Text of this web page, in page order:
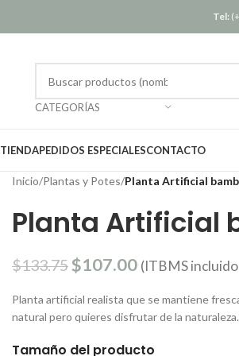
Tel:
CATEGORÍAS
TIENDAPEDIDOS ESPECIALESCONTACTO
Inicio/Plantas y Potes/Planta Artificial
Planta Artificial
$133.75$107.00 (ITBMS
Planta artificial realista que se mantiene
natural pero quieres disfrutar de la naturaleza.
Tamaño del producto